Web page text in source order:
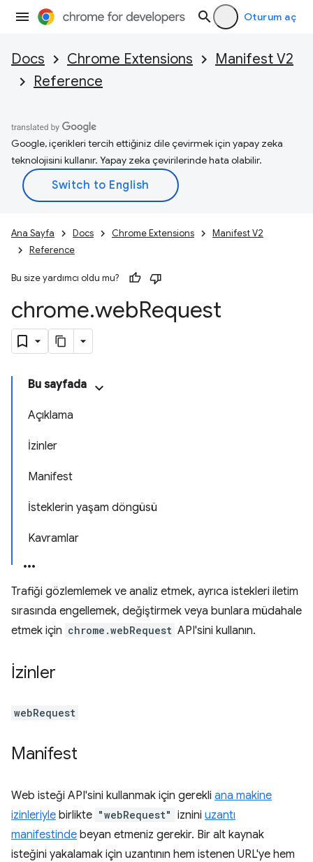
Oturum aç
Docs Chrome Extensions
Manifest V2
Reference
Google, içerikleri tercih ettiğiniz dile çevirmek için yapay zeka
teknolojisini kullanır. Yapay zeka çevirilerinde hata olabilir.
Ana Sayfa Docs Chrome Extensions
Manifest V2
Reference
Bu size yardımcı oldu mu?
chrome.webRequest
Bu sayfada
Açıklama
İzinler
Manifest
İsteklerin yaşam döngüsü
Kavramlar
Trafiği gözlemlemek ve analiz etmek, ayrıca istekleri iletim
sırasında engellemek, değiştirmek veya bunlara müdahale
etmek için chrome.webRequest API'sini kullanın.
İzinler
webRequest
Manifest
Web isteği API'sini kullanmak için gerekli ana makine
izinleriyle birlikte "webRequest" iznini uzantı
manifestinde beyan etmeniz gerekir. Bir alt kaynak
isteğini yakalamak için uzantının hem istenen URL'ye hem